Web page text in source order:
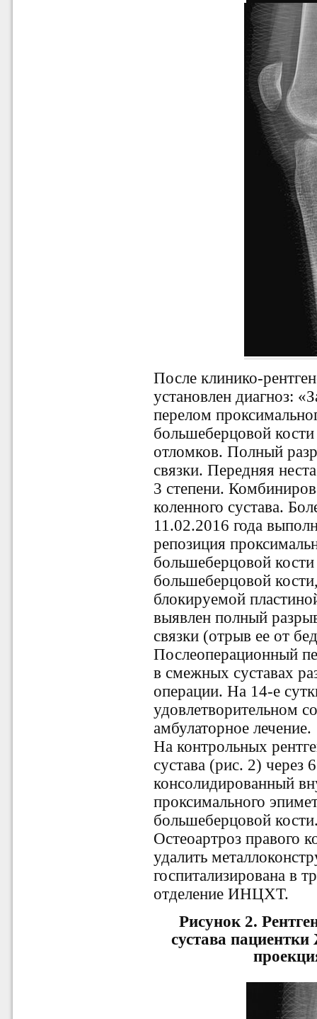
После клинико-
установлен диагноз: «
перелом
большеберцовой
отломков. Полный
связки. Передняя
3 степени.
коленного сустава.
11.02.2016 года
репозиция
большеберцовой
большеберцовой
блокируемой
выявлен полный
связки (отрыв ее от
Послеоперационный
в смежных суставах
операции. На 14-е
удовлетворительном
амбулаторное лечение.
На контрольных
сустава (рис. 2) через
консолидированный
проксимального
большеберцовой
Остеоартроз правого
удалить
госпитализирована в
отделение ИНЦХТ.
Рисунок 2.
сустава